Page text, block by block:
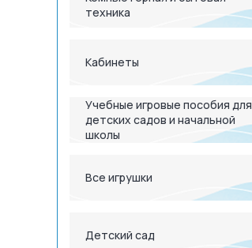
техника
Кабинеты
Учебные игровые пособия для
детских садов и начальной
школы
Все игрушки
Детский сад